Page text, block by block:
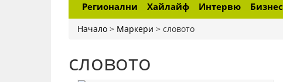
Регионални Хайлайф Интервю Бизнес
Начало > Маркери > словото
словото